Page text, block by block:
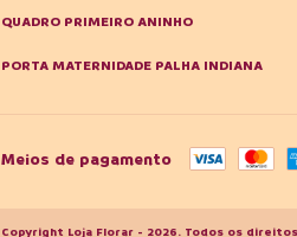
QUADRO PRIMEIRO ANINHO
PORTA MATERNIDADE PALHA INDIANA
Meios de pagamento
Copyright Loja Florar - 2026. Todos os